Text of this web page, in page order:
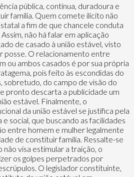
pública, contínua, duradoura e
família. Quem comete ilícito não
a fim de que chancele conduta
não há falar em aplicação
de casado à união estável, visto
posse. O relacionamento entre
ou ambos casados é por sua própria
pois feito às escondidas do
sobretudo, do campo de visão do
pronto descarta a publicidade um
estável. Finalmente, o
da união estável se justifica pela
social, que buscando as facilidades
entre homem e mulher legalmente
de constituir família. Ressalte-se
visa estimular a traição, o
os golpes perpetrados por
O legislador constituinte,